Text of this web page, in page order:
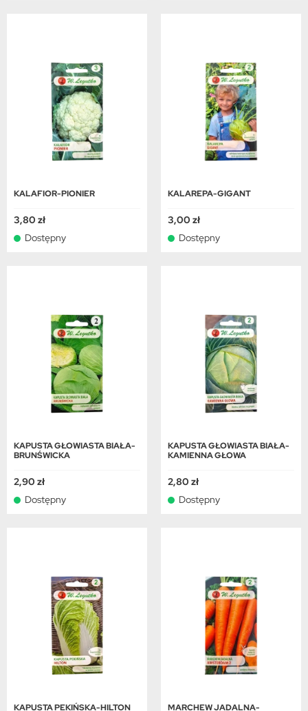
KALAFIOR-PIONIER
3,80 zł
Dostępny
KALAREPA-GIGANT
3,00 zł
Dostępny
KAPUSTA GŁOWIASTA BIAŁA-
BRUNŚWICKA
2,90 zł
Dostępny
KAPUSTA GŁOWIASTA BIAŁA-
KAMIENNA GŁOWA
2,80 zł
Dostępny
KAPUSTA PEKIŃSKA-HILTON MARCHEW JADALNA-